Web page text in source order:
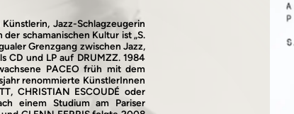
Jazz-Schlagzeugerin
schamanischen Kultur ist „S.
Grenzgang zwischen Jazz,
CD und LP auf DRUMZZ. 1984
PACEO früh mit dem
renommierte KünstlerInnen
CHRISTIAN ESCOUDÉ oder
einem Studium am Pariser